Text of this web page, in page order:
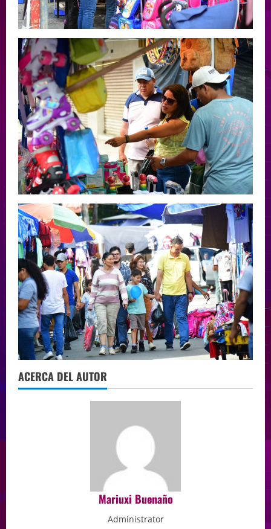
ACERCA DEL AUTOR
Mariuxi Buenaño
Administrator